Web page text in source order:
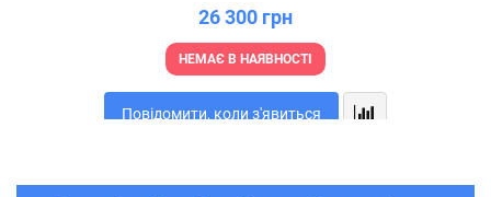
26 300 грн
НЕМАЄ В НАЯВНОСТІ
Повідомити, коли з'явиться